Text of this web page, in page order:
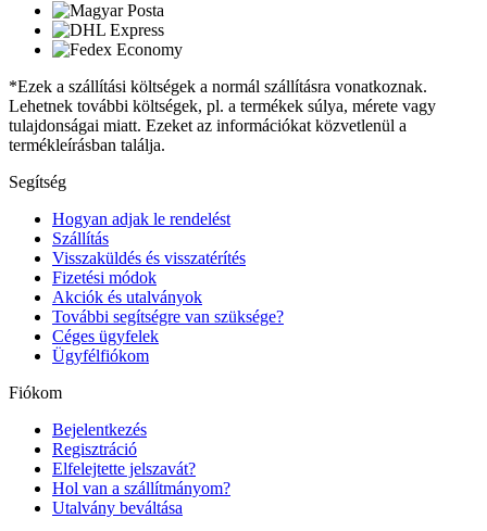
*Ezek a szállítási költségek a normál szállításra vonatkoznak.
Lehetnek további költségek, pl. a termékek súlya, mérete vagy
tulajdonságai miatt. Ezeket az információkat közvetlenül a
termékleírásban találja.
Segítség
Hogyan adjak le rendelést
Szállítás
Visszaküldés és visszatérítés
Fizetési módok
Akciók és utalványok
További segítségre van szüksége?
Céges ügyfelek
Ügyfélfiókom
Fiókom
Bejelentkezés
Regisztráció
Elfelejtette jelszavát?
Hol van a szállítmányom?
Utalvány beváltása